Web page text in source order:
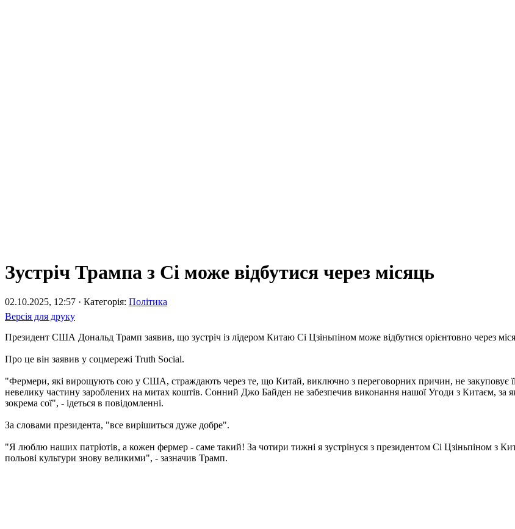
Зустріч Трампа з Сі може відбутися через місяць
02.10.2025, 12:57 · Категорія: Політика
Версія для друку
Президент США Дональд Трамп заявив, що зустріч із лідером Китаю Сі Цзіньпіном може відбутися орієнтовно через
Про це він заявив у соцмережі Truth Social.
"Фермери, які вирощують сою у США, страждають через те, що Китай, виключно з переговорних причин, не закуповує
невелику частину зароблених на митах коштів. Сонний Джо Байден не забезпечив виконання нашої Угоди з Китаєм, за
зокрема сої", - ідеться в повідомленні.
За словами президента, "все вирішиться дуже добре".
"Я люблю наших патріотів, а кожен фермер - саме такий! За чотири тижні я зустрінуся з президентом Сі Цзіньпіном з
польові культури знову великими", - зазначив Трамп.